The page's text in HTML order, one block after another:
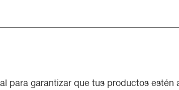
para garantizar que tus productos